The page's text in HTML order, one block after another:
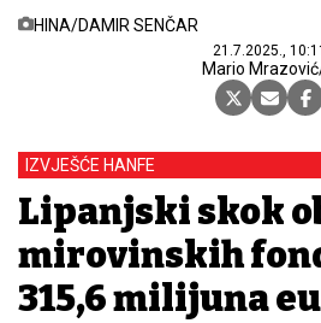
HINA/DAMIR SENČAR
21.7.2025.,
Mario
IZVJEŠĆE HANFE
Lipanjski skok
mirovinskih
315,6 milijuna